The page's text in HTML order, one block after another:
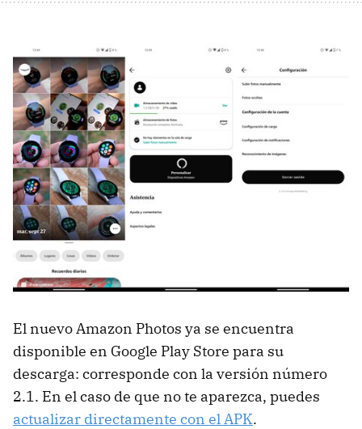
El nuevo Amazon Photos ya se encuentra
disponible en Google Play Store para su
descarga: corresponde con la versión número
2.1. En el caso de que no te aparezca, puedes
actualizar directamente con el APK.